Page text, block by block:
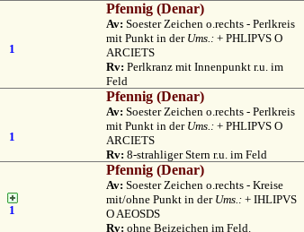
1
Pfennig (Denar)
Av: Soester Zeichen o.rechts - Perlkreis
mit Punkt in der Ums.: + PHLIPVS O
ARCIETS
Rv: Perlkranz mit Innenpunkt r.u. im
Feld
1
Pfennig (Denar)
Av: Soester Zeichen o.rechts - Perlkreis
mit Punkt in der Ums.: + PHLIPVS O
ARCIETS
Rv: 8-strahliger Stern r.u. im Feld
1
Pfennig (Denar)
Av: Soester Zeichen o.rechts - Kreise
mit/ohne Punkt in der Ums.: + IHLIPVS
O AEOSDS
Rv: ohne Beizeichen im Feld.